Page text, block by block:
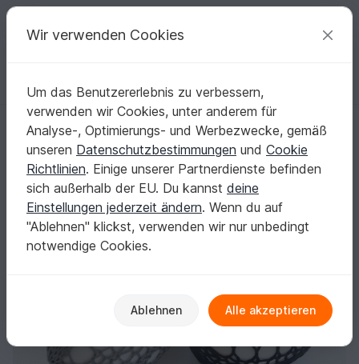
Deine kreativen Ideen
Deutsch | € (EUR) einloggen Kostenlos registrieren
Startseite Stricken Haus & Deko Weiteres
Strickanleitung - Strickhülle für Ostereier - No.50
Strickanleitung - Strickhülle für Ostereier -
No.50
Wir verwenden Cookies
Um das Benutzererlebnis zu verbessern,
verwenden wir Cookies, unter anderem für
Analyse-, Optimierungs- und Werbezwecke, gemäß
unseren Datenschutzbestimmungen und Cookie
Richtlinien. Einige unserer Partnerdienste befinden
sich außerhalb der EU. Du kannst deine
Einstellungen jederzeit ändern. Wenn du auf
"Ablehnen" klickst, verwenden wir nur unbedingt
notwendige Cookies.
Ablehnen Alle akzeptieren